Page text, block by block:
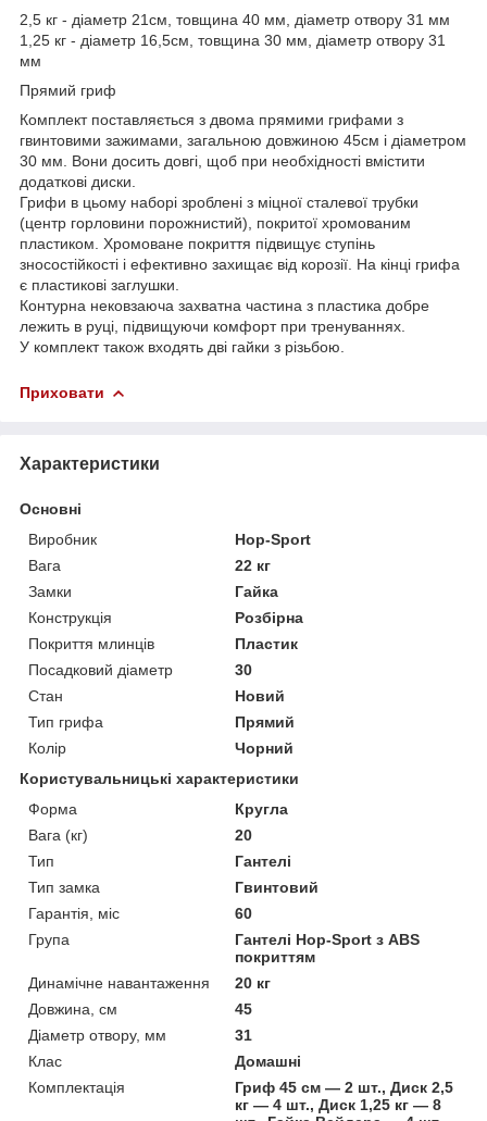
2,5 кг - діаметр 21см, товщина 40 мм, діаметр отвору 31 мм
1,25 кг - діаметр 16,5см, товщина 30 мм, діаметр отвору 31
мм
Прямий гриф
Комплект поставляється з двома прямими грифами з
гвинтовими зажимами, загальною довжиною 45см і діаметром
30 мм. Вони досить довгі, щоб при необхідності вмістити
додаткові диски.
Грифи в цьому наборі зроблені з міцної сталевої трубки
(центр горловини порожнистий), покритої хромованим
пластиком. Хромоване покриття підвищує ступінь
зносостійкості і ефективно захищає від корозії. На кінці грифа
є пластикові заглушки.
Контурна нековзаюча захватна частина з пластика добре
лежить в руці, підвищуючи комфорт при тренуваннях.
У комплект також входять дві гайки з різьбою.
Приховати
Характеристики
Основні
Виробник
Hop-Sport
Вага
22 кг
Замки
Гайка
Конструкція
Розбірна
Покриття млинців
Пластик
Посадковий діаметр
30
Стан
Новий
Тип грифа
Прямий
Колір
Чорний
Користувальницькі характеристики
Форма
Кругла
Вага (кг)
20
Тип
Гантелі
Тип замка
Гвинтовий
Гарантія, міс
60
Група
Гантелі Hop-Sport з ABS
покриттям
Динамічне навантаження
20 кг
Довжина, см
45
Діаметр отвору, мм
31
Клас
Домашні
Комплектація
Гриф 45 см — 2 шт., Диск 2,5
кг — 4 шт., Диск 1,25 кг — 8